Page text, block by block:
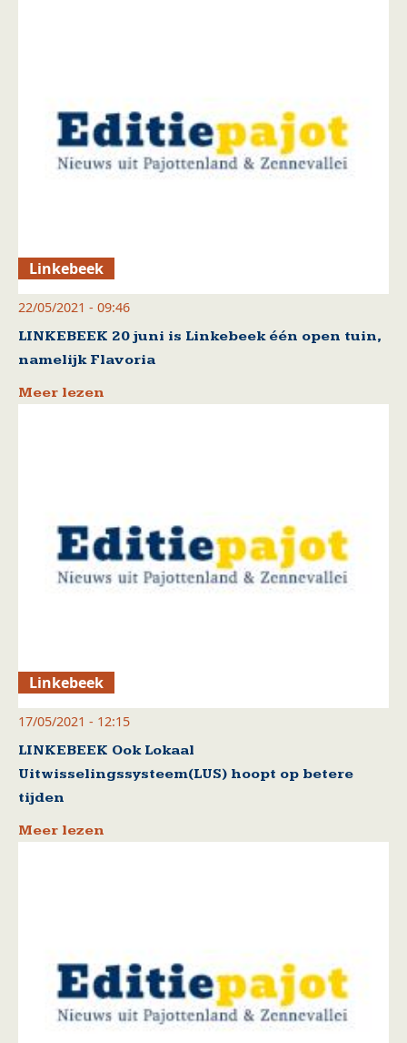
Linkebeek
22/05/2021 - 09:46
LINKEBEEK 20 juni is Linkebeek één open tuin,
namelijk Flavoria
Meer lezen
Linkebeek
17/05/2021 - 12:15
LINKEBEEK Ook Lokaal
Uitwisselingssysteem(LUS) hoopt op betere
tijden
Meer lezen